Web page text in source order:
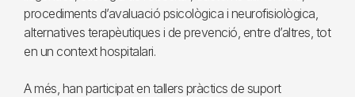
procediments d’avaluació psicològica i neurofisiològica,
alternatives terapèutiques i de prevenció, entre d’altres, tot
en un context hospitalari.
A més, han participat en tallers pràctics de suport